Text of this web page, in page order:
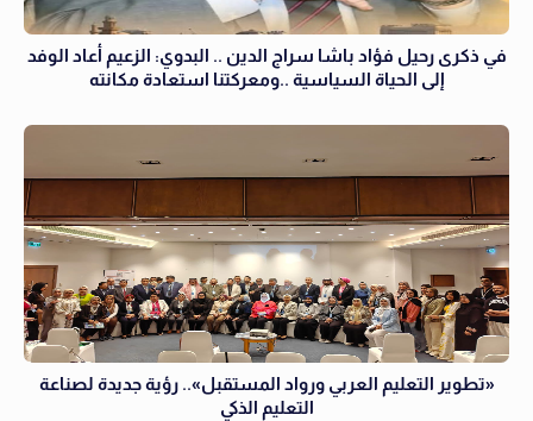
في ذكرى رحيل فؤاد باشا سراج الدين .. البدوي: الزعيم أعاد الوفد
إلى الحياة السياسية ..ومعركتنا استعادة مكانته
«تطوير التعليم العربي ورواد المستقبل».. رؤية جديدة لصناعة
التعليم الذكي